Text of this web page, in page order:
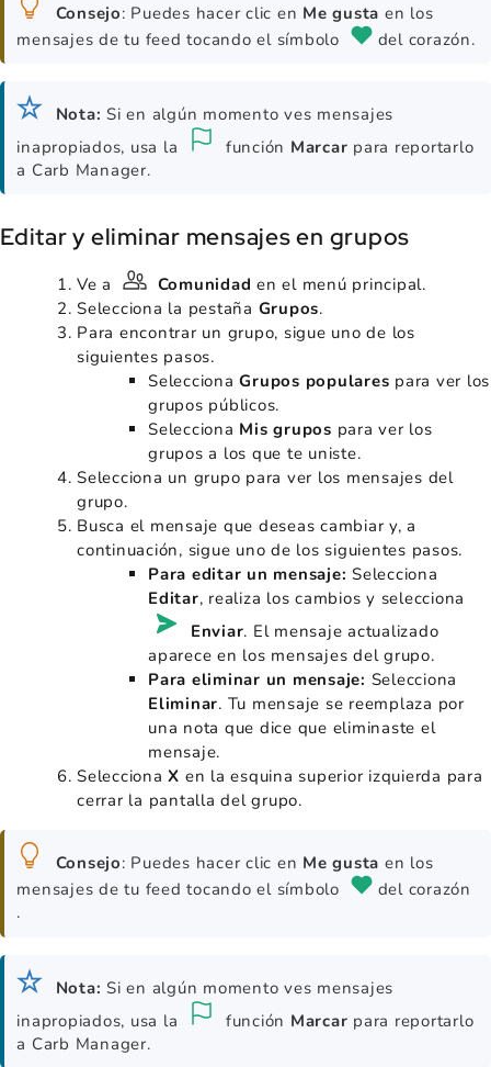
Consejo: Puedes hacer clic en Me gusta en los
mensajes de tu feed tocando el símbolo
del corazón.
Nota: Si en algún momento ves mensajes
inapropiados, usa la
función Marcar para reportarlo
a Carb Manager.
Editar y eliminar mensajes en grupos
Ve a Comunidad en el menú principal.
Selecciona la pestaña Grupos.
Para encontrar un grupo, sigue uno de los
siguientes pasos.
SeleccionaGrupos populares para ver los
grupos públicos.
Selecciona Mis grupos para ver los
grupos a los que te uniste.
Selecciona un grupo para ver los mensajes del
grupo.
Busca el mensaje que deseas cambiar y, a
continuación, sigue uno de los siguientes pasos.
Para editar un mensaje: Selecciona
Editar, realiza los cambios y selecciona
Enviar. El mensaje actualizado
aparece en los mensajes del grupo.
Para eliminar un mensaje: Selecciona
Eliminar. Tu mensaje se reemplaza por
una nota que dice que eliminaste el
mensaje.
SeleccionaX en la esquina superior izquierda para
cerrar la pantalla del grupo.
Consejo: Puedes hacer clic en Me gusta en los
mensajes de tu feed tocando el símbolo
del corazón
.
Nota: Si en algún momento ves mensajes
inapropiados, usa la
función Marcar para reportarlo
a Carb Manager.